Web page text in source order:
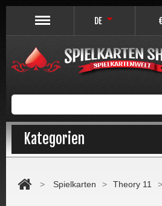
DE
Kategorien
> Spielkarten > Theory 11 >